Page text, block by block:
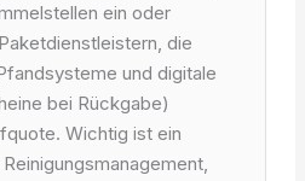
ein oder
die
und digitale
bei Rückgabe)
Wichtig ist ein